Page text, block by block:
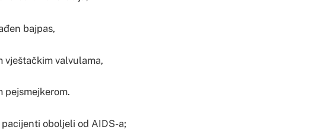
bajpas,
vještačkim valvulama,
pejsmejkerom.
oboljeli od AIDS-a;